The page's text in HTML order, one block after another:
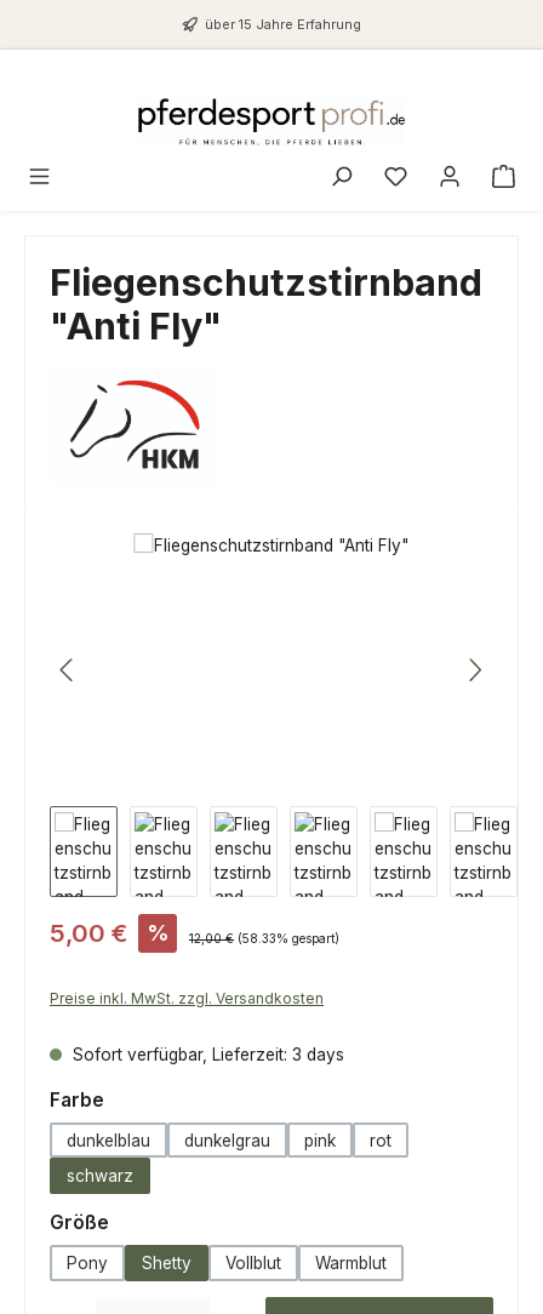
Zum Hauptinhalt springenüber 15 Jahre Erfahrung
Du hast 0
Fliegenschutzstirnband
"Anti Fly"
Bildergalerie überspringen
Verkaufspreis:
5,00 € % Regulärer Preis:
12,00 € (58.33% gespart)
Preise inkl. MwSt. zzgl. Versandkosten
Sofort verfügbar, Lieferzeit: 3 days
Farbe
dunkelblau dunkelgrau pink
rot
schwarz
Größe
Pony Shetty Vollblut Warmblut